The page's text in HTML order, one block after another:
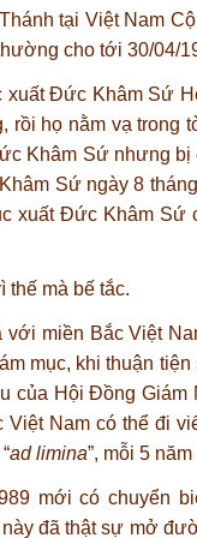
tại Việt Nam
cho tới 30/04/
xuất Đức Khâm Sứ
họ nằm vạ trong
Khâm Sứ nhưng bị
Sứ ngày 8
xuất Đức Khâm Sứ
mà bế tắc.
miền Bắc Việt
mục, khi thuận tiện
của Hội Đồng Giám
Nam có thể đi
ad limina”, mỗi 5
mới có chuyển
đã thật sự mở